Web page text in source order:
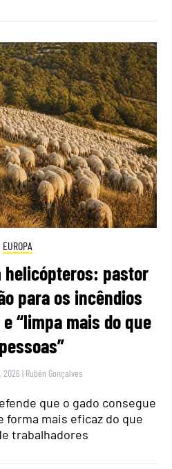
EUROPA
helicópteros: pastor
para os incêndios
“limpa mais do que
2026 | Rubén Gonçalves
que o gado consegue
forma mais eficaz do que
trabalhadores